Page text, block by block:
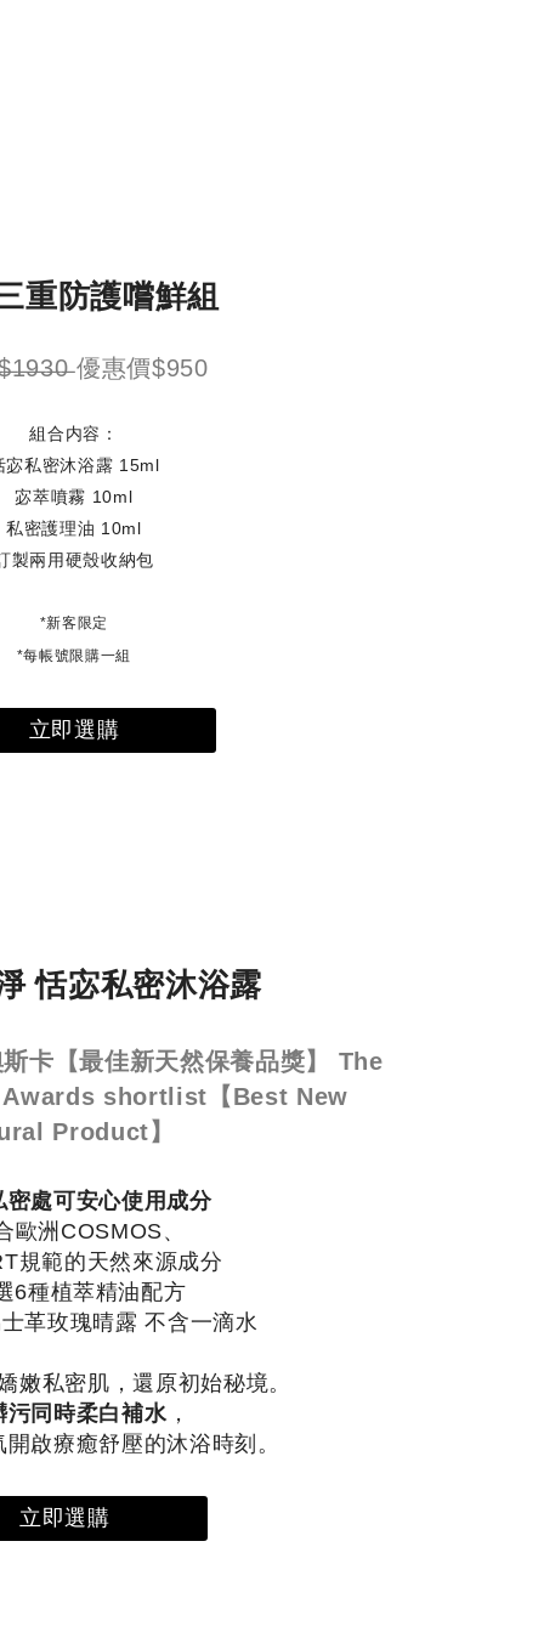
重防護嚐鮮組
優惠價$950
組合内容：
宓私密沐浴露 15ml
宓萃噴霧 10ml
私密護理油 10ml
製兩用硬殼收納包
*新客限定
*每帳號限購一組
立即選購
恬宓私密沐浴露
卡【最佳新天然保養品獎】 The
shortlist【Best New
Product】
密處可安心使用成分
洲COSMOS、
規範的天然來源成分
種植萃精油配方
革玫瑰晴露 不含一滴水
嫩私密肌，還原初始秘境。
污同時柔白補水 ，
啟療癒舒壓的沐浴時刻。
立即選購